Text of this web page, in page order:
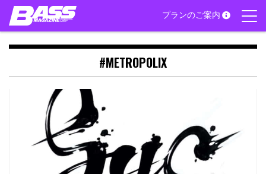
Skip
content
プランのご案内
#METROPOLIX